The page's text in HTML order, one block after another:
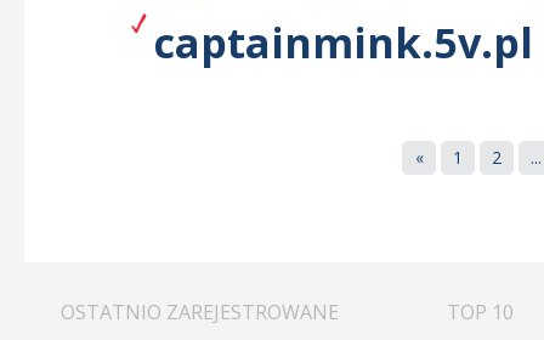
captainmink.5v.pl
« 1 2 ...
OSTATNIO ZAREJESTROWANE TOP 10